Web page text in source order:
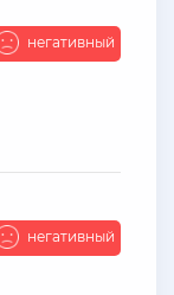
негативный
негативный